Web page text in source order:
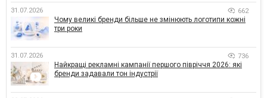
31.07.2026 662
Чому великі бренди більше не змінюють логотипи кожні
три роки
31.07.2026 736
Найкращі рекламні кампанії першого півріччя 2026: які
бренди задавали тон індустрії